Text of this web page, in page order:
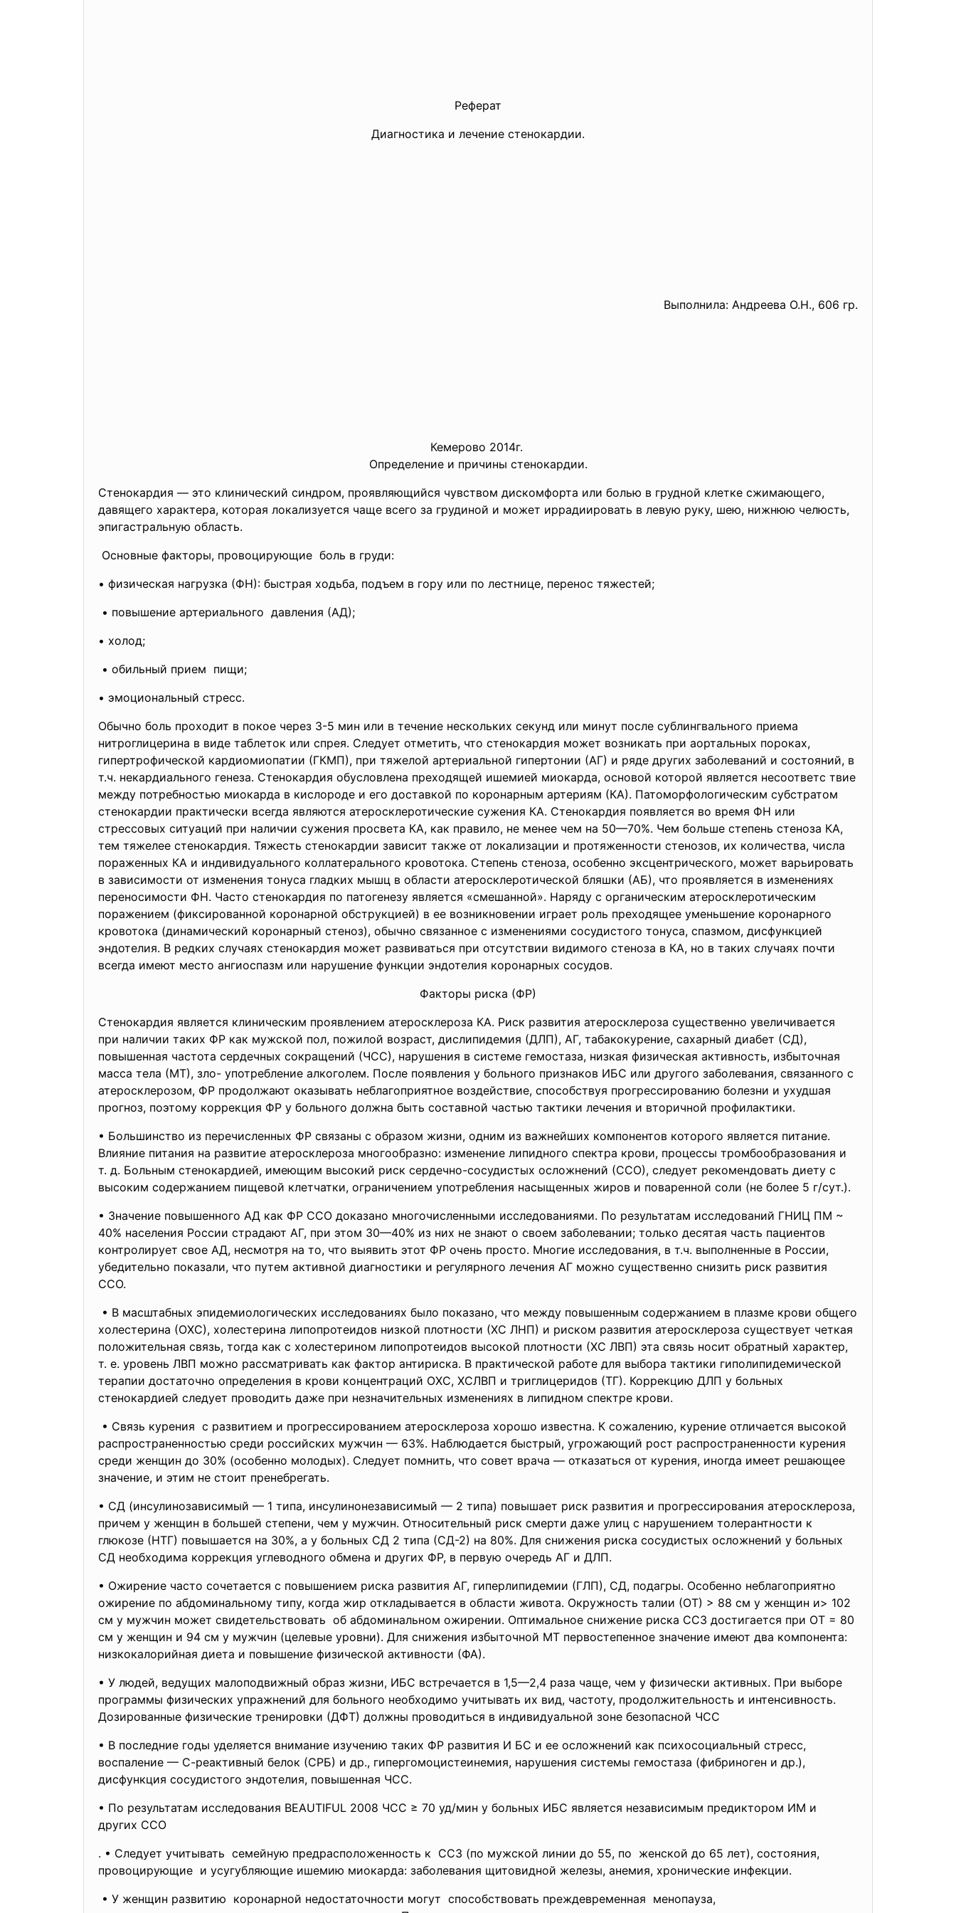
Реферат
Диагностика и лечение стенокардии.
Выполнила: Андреева О.Н., 606 гр.
Кемерово 2014г.
Определение и причины стенокардии.
Стенокардия — это клинический синдром, проявляющийся чувством дискомфорта или болью в грудной клетке сжимающего,
давящего характера, которая локализуется чаще всего за грудиной и может иррадиировать в левую руку, шею, нижнюю челюсть,
эпигастральную область.
Основные факторы, провоцирующие боль в груди:
• физическая нагрузка (ФН): быстрая ходьба, подъем в гору или по лестнице, перенос тяжестей;
• повышение артериального давления (АД);
• холод;
• обильный прием пищи;
• эмоциональный стресс.
Обычно боль проходит в покое через 3-5 мин или в течение нескольких секунд или минут после сублингвального приема
нитроглицерина в виде таблеток или спрея. Следует отметить, что стенокардия может возникать при аортальных пороках,
гипертрофической кардиомиопатии (ГКМП), при тяжелой артериальной гипертонии (АГ) и ряде других заболеваний и состояний, в
т.ч. некардиального генеза. Стенокардия обусловлена преходящей ишемией миокарда, основой которой является несоответс твие
между потребностью миокарда в кислороде и его доставкой по коронарным артериям (КА). Патоморфологическим субстратом
стенокардии практически всегда являются атеросклеротические сужения КА. Стенокардия появляется во время ФН или
стрессовых ситуаций при наличии сужения просвета КА, как правило, не менее чем на 50—70%. Чем больше степень стеноза КА,
тем тяжелее стенокардия. Тяжесть стенокардии зависит также от локализации и протяженности стенозов, их количества, числа
пораженных КА и индивидуального коллатерального кровотока. Степень стеноза, особенно эксцентрического, может варьировать
в зависимости от изменения тонуса гладких мышц в области атеросклеротической бляшки (АБ), что проявляется в изменениях
переносимости ФН. Часто стенокардия по патогенезу является «смешанной». Наряду с органическим атеросклеротическим
поражением (фиксированной коронарной обструкцией) в ее возникновении играет роль преходящее уменьшение коронарного
кровотока (динамический коронарный стеноз), обычно связанное с изменениями сосудистого тонуса, спазмом, дисфункцией
эндотелия. В редких случаях стенокардия может развиваться при отсутствии видимого стеноза в КА, но в таких случаях почти
всегда имеют место ангиоспазм или нарушение функции эндотелия коронарных сосудов.
Факторы риска (ФР)
Стенокардия является клиническим проявлением атеросклероза КА. Риск развития атеросклероза существенно увеличивается
при наличии таких ФР как мужской пол, пожилой возраст, дислипидемия (ДЛП), АГ, табакокурение, сахарный диабет (СД),
повышенная частота сердечных сокращений (ЧСС), нарушения в системе гемостаза, низкая физическая активность, избыточная
масса тела (МТ), зло- употребление алкоголем. После появления у больного признаков ИБС или другого заболевания, связанного с
атеросклерозом, ФР продолжают оказывать неблагоприятное воздействие, способствуя прогрессированию болезни и ухудшая
прогноз, поэтому коррекция ФР у больного должна быть составной частью тактики лечения и вторичной профилактики.
• Большинство из перечисленных ФР связаны с образом жизни, одним из важнейших компонентов которого является питание.
Влияние питания на развитие атеросклероза многообразно: изменение липидного спектра крови, процессы тромбообразования и
т. д. Больным стенокардией, имеющим высокий риск сердечно-сосудистых осложнений (ССО), следует рекомендовать диету с
высоким содержанием пищевой клетчатки, ограничением употребления насыщенных жиров и поваренной соли (не более 5 г/сут.).
• Значение повышенного АД как ФР ССО доказано многочисленными исследованиями. По результатам исследований ГНИЦ ПМ ~
40% населения России страдают АГ, при этом 30—40% из них не знают о своем заболевании; только десятая часть пациентов
контролирует свое АД, несмотря на то, что выявить этот ФР очень просто. Многие исследования, в т.ч. выполненные в России,
убедительно показали, что путем активной диагностики и регулярного лечения АГ можно существенно снизить риск развития
ССО.
• В масштабных эпидемиологических исследованиях было показано, что между повышенным содержанием в плазме крови общего
холестерина (ОХС), холестерина липопротеидов низкой плотности (ХС ЛНП) и риском развития атеросклероза существует четкая
положительная связь, тогда как с холестерином липопротеидов высокой плотности (ХС ЛВП) эта связь носит обратный характер,
т. е. уровень ЛВП можно рассматривать как фактор антириска. В практической работе для выбора тактики гиполипидемической
терапии достаточно определения в крови концентраций ОХС, ХСЛВП и триглицеридов (ТГ). Коррекцию ДЛП у больных
стенокардией следует проводить даже при незначительных изменениях в липидном спектре крови.
• Связь курения с развитием и прогрессированием атеросклероза хорошо известна. К сожалению, курение отличается высокой
распространенностью среди российских мужчин — 63%. Наблюдается быстрый, угрожающий рост распространенности курения
среди женщин до 30% (особенно молодых). Следует помнить, что совет врача — отказаться от курения, иногда имеет решающее
значение, и этим не стоит пренебрегать.
• СД (инсулинозависимый — 1 типа, инсулинонезависимый — 2 типа) повышает риск развития и прогрессирования атеросклероза,
причем у женщин в большей степени, чем у мужчин. Относительный риск смерти даже улиц с нарушением толерантности к
глюкозе (НТГ) повышается на 30%, а у больных СД 2 типа (СД-2) на 80%. Для снижения риска сосудистых осложнений у больных
СД необходима коррекция углеводного обмена и других ФР, в первую очередь АГ и ДЛП.
• Ожирение часто сочетается с повышением риска развития АГ, гиперлипидемии (ГЛП), СД, подагры. Особенно неблагоприятно
ожирение по абдоминальному типу, когда жир откладывается в области живота. Окружность талии (ОТ) > 88 см у женщин и> 102
см у мужчин может свидетельствовать об абдоминальном ожирении. Оптимальное снижение риска ССЗ достигается при ОТ = 80
см у женщин и 94 см у мужчин (целевые уровни). Для снижения избыточной МТ первостепенное значение имеют два компонента:
низкокалорийная диета и повышение физической активности (ФА).
• У людей, ведущих малоподвижный образ жизни, ИБС встречается в 1,5—2,4 раза чаще, чем у физически активных. При выборе
программы физических упражнений для больного необходимо учитывать их вид, частоту, продолжительность и интенсивность.
Дозированные физические тренировки (ДФТ) должны проводиться в индивидуальной зоне безопасной ЧСС
• В последние годы уделяется внимание изучению таких ФР развития И БС и ее осложнений как психосоциальный стресс,
воспаление — С-реактивный белок (СРБ) и др., гипергомоцистеинемия, нарушения системы гемостаза (фибриноген и др.),
дисфункция сосудистого эндотелия, повышенная ЧСС.
• По результатам исследования BEAUTIFUL 2008 ЧСС ≥ 70 уд/мин у больных ИБС является независимым предиктором ИМ и
других ССО
. • Следует учитывать семейную предрасположенность к ССЗ (по мужской линии до 55, по женской до 65 лет), состояния,
провоцирующие и усугубляющие ишемию миокарда: заболевания щитовидной железы, анемия, хронические инфекции.
• У женщин развитию коронарной недостаточности могут способствовать преждевременная менопауза,